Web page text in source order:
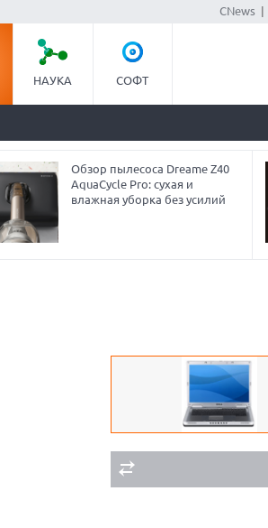
CNews|
НАУКА СОФТ
Обзор пылесоса Dreame Z40
AquaCycle Pro: сухая и
влажная уборка без усилий